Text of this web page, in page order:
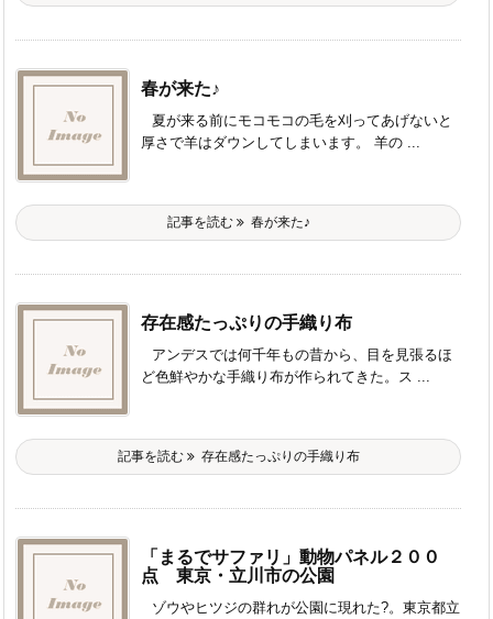
春が来た♪
夏が来る前にモコモコの毛を刈ってあげないと
厚さで羊はダウンしてしまいます。 羊の ...
記事を読む 春が来た♪
存在感たっぷりの手織り布
アンデスでは何千年もの昔から、目を見張るほ
ど色鮮やかな手織り布が作られてきた。ス ...
記事を読む 存在感たっぷりの手織り布
「まるでサファリ」動物パネル２００
点 東京・立川市の公園
ゾウやヒツジの群れが公園に現れた?。東京都立